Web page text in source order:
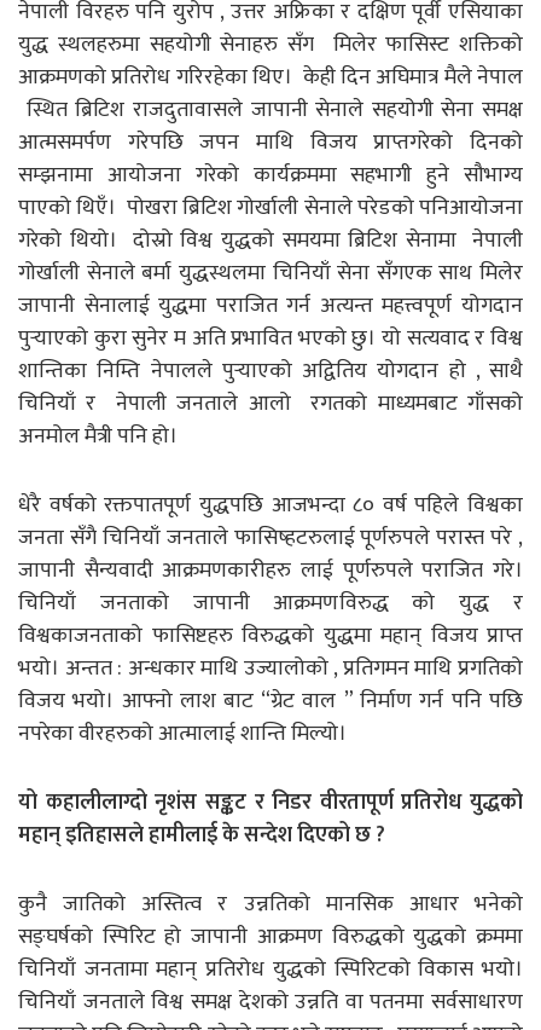
नेपाली विरहरु पनि युरोप , उत्तर अफ्रिका र दक्षिण पूर्वी एसियाका
युद्ध स्थलहरुमा सहयोगी सेनाहरु सँग मिलेर फासिस्ट शक्तिको
आक्रमणको प्रतिरोध गरिरहेका थिए। केही दिन अघिमात्र मैले नेपाल
स्थित ब्रिटिश राजदुतावासले जापानी सेनाले सहयोगी सेना समक्ष
आत्मसमर्पण गरेपछि जपन माथि विजय प्राप्तगरेको दिनको
सम्झनामा आयोजना गरेको कार्यक्रममा सहभागी हुने सौभाग्य
पाएको थिएँ। पोखरा ब्रिटिश गोर्खाली सेनाले परेडको पनिआयोजना
गरेको थियो। दोस्रो विश्व युद्धको समयमा ब्रिटिश सेनामा नेपाली
गोर्खाली सेनाले बर्मा युद्धस्थलमा चिनियाँ सेना सँगएक साथ मिलेर
जापानी सेनालाई युद्धमा पराजित गर्न अत्यन्त महत्त्वपूर्ण योगदान
पुर्‍याएको कुरा सुनेर म अति प्रभावित भएको छु। यो सत्यवाद र विश्व
शान्तिका निम्ति नेपालले पुर्‍याएको अद्वितिय योगदान हो , साथै
चिनियाँ र नेपाली जनताले आलो रगतको माध्यमबाट गाँसको
अनमोल मैत्री पनि हो।
धेरै वर्षको रक्तपातपूर्ण युद्धपछि आजभन्दा ८० वर्ष पहिले विश्वका
जनता सँगै चिनियाँ जनताले फासिष्हटरुलाई पूर्णरुपले परास्त परे ,
जापानी सैन्यवादी आक्रमणकारीहरु लाई पूर्णरुपले पराजित गरे।
चिनियाँ जनताको जापानी आक्रमणविरुद्ध को युद्ध र
विश्वकाजनताको फासिष्टहरु विरुद्धको युद्धमा महान् विजय प्राप्त
भयो। अन्तत : अन्धकार माथि उज्यालोको , प्रतिगमन माथि प्रगतिको
विजय भयो। आफ्नो लाश बाट “ग्रेट वाल ” निर्माण गर्न पनि पछि
नपरेका वीरहरुको आत्मालाई शान्ति मिल्यो।
यो कहालीलाग्दो नृशंस सङ्कट र निडर वीरतापूर्ण प्रतिरोध युद्धको
महान् इतिहासले हामीलाई के सन्देश दिएको छ ?
कुनै जातिको अस्तित्व र उन्नतिको मानसिक आधार भनेको
सङ्घर्षको स्पिरिट हो जापानी आक्रमण विरुद्धको युद्धको क्रममा
चिनियाँ जनतामा महान् प्रतिरोध युद्धको स्पिरिटको विकास भयो।
चिनियाँ जनताले विश्व समक्ष देशको उन्नति वा पतनमा सर्वसाधारण